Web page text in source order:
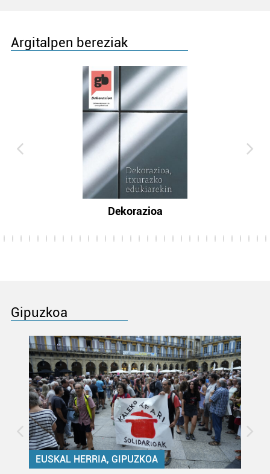
Argitalpen bereziak
Dekorazioa
Gipuzkoa
EUSKAL HERRIA, GIPUZKOA